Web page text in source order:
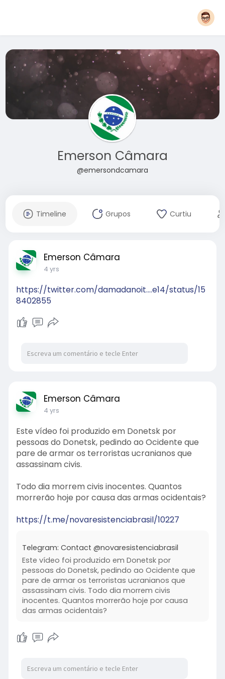
Emerson Câmara
@emersondcamara
Timeline Grupos Curtiu
Emerson Câmara
4 yrs
https://twitter.com/damadanoit....e14/status/15
8402855
Emerson Câmara
4 yrs
Este vídeo foi produzido em Donetsk por
pessoas do Donetsk, pedindo ao Ocidente que
pare de armar os terroristas ucranianos que
assassinam civis.
Todo dia morrem civis inocentes. Quantos
morrerão hoje por causa das armas ocidentais?
https://t.me/novaresistenciabrasil/10227
Telegram: Contact @novaresistenciabrasil
Este vídeo foi produzido em Donetsk por
pessoas do Donetsk, pedindo ao Ocidente que
pare de armar os terroristas ucranianos que
assassinam civis. Todo dia morrem civis
inocentes. Quantos morrerão hoje por causa
das armas ocidentais?